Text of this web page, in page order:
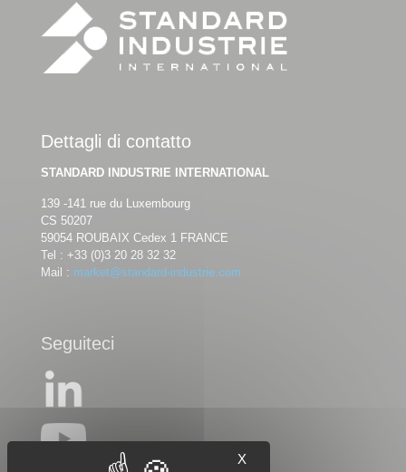
Dettagli di contatto
STANDARD INDUSTRIE INTERNATIONAL
139 -141 rue du Luxembourg
CS 50207
59054 ROUBAIX Cedex 1 FRANCE
Tel : +33 (0)3 20 28 32 32
Mail : market@standard-industrie.com
Seguiteci
X